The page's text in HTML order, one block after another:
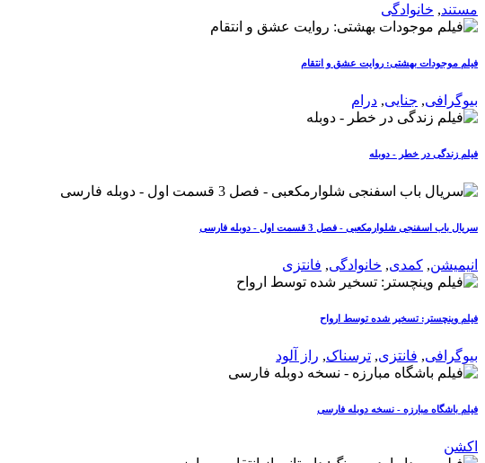
مستند, خانوادگی
فیلم موجودات بهشتی: روایت عشق و انتقام
بیوگرافی, جنایی, درام
فیلم زندگی در خطر - دوبله
سریال باب اسفنجی شلوارمکعبی - فصل 3 قسمت اول - دوبله فارسی
انیمیشن, کمدی, خانوادگی, فانتزی
فیلم وینچستر: تسخیر شده توسط ارواح
بیوگرافی, فانتزی, ترسناک, راز آلود
فیلم باشگاه مبارزه - نسخه دوبله فارسی
اکشن